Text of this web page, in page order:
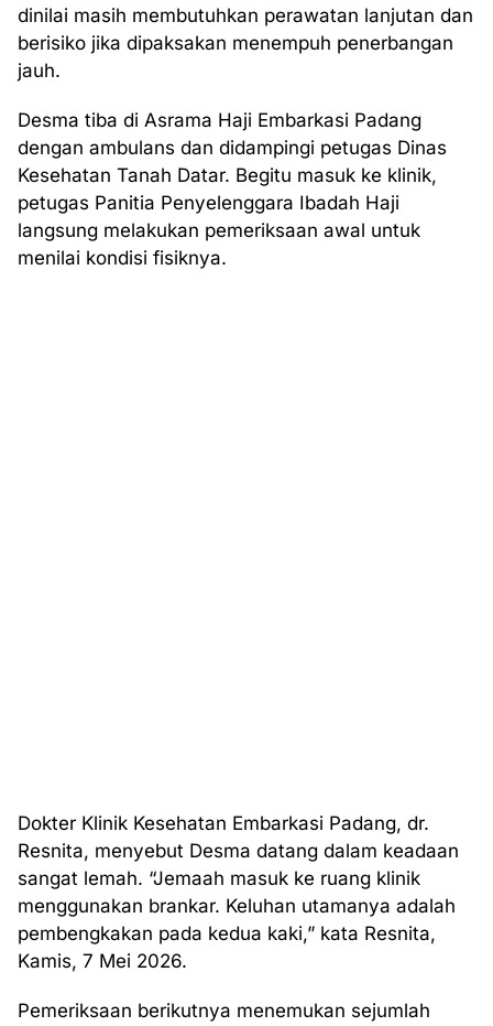
dinilai masih membutuhkan perawatan lanjutan dan
berisiko jika dipaksakan menempuh penerbangan
jauh.
Desma tiba di Asrama Haji Embarkasi Padang
dengan ambulans dan didampingi petugas Dinas
Kesehatan Tanah Datar. Begitu masuk ke klinik,
petugas Panitia Penyelenggara Ibadah Haji
langsung melakukan pemeriksaan awal untuk
menilai kondisi fisiknya.
Dokter Klinik Kesehatan Embarkasi Padang, dr.
Resnita, menyebut Desma datang dalam keadaan
sangat lemah. “Jemaah masuk ke ruang klinik
menggunakan brankar. Keluhan utamanya adalah
pembengkakan pada kedua kaki,” kata Resnita,
Kamis, 7 Mei 2026.
Pemeriksaan berikutnya menemukan sejumlah